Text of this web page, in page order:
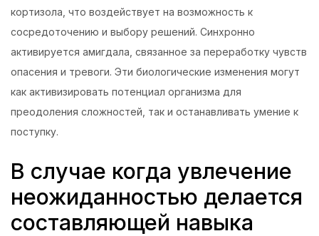
кортизола, что воздействует на возможность к
сосредоточению и выбору решений. Синхронно
активируется амигдала, связанное за переработку чувств
опасения и тревоги. Эти биологические изменения могут
как активизировать потенциал организма для
преодоления сложностей, так и останавливать умение к
поступку.
В случае когда увлечение
неожиданностью делается
составляющей навыка